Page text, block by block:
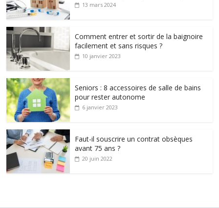
13 mars 2024
Comment entrer et sortir de la baignoire
facilement et sans risques ?
10 janvier 2023
Seniors : 8 accessoires de salle de bains
pour rester autonome
6 janvier 2023
Faut-il souscrire un contrat obsèques
avant 75 ans ?
20 juin 2022